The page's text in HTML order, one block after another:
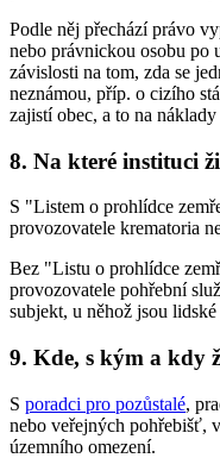
Podle něj přechází právo
nebo právnickou osobu po
závislosti na tom, zda se
neznámou, příp. o cizího
zajistí obec, a to na
8. Na které instituci
S "Listem o prohlídce
provozovatele krematoria
Bez "Listu o prohlídce
provozovatele pohřební
subjekt, u něhož jsou
9. Kde, s kým a kdy
S poradci pro pozůstalé,
nebo veřejných pohřebišť,
územního omezení.